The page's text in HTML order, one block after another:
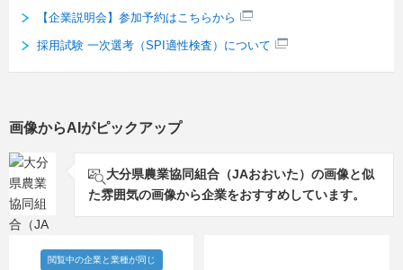
【企業説明会】参加予約はこちらから
採用試験 一次選考（SPI適性検査）について
画像からAIがピックアップ
大分県農業協同組合（JAおおいた）の画像と似
た雰囲気の画像から企業をおすすめしています。
閲覧中の企業と業種が同じ